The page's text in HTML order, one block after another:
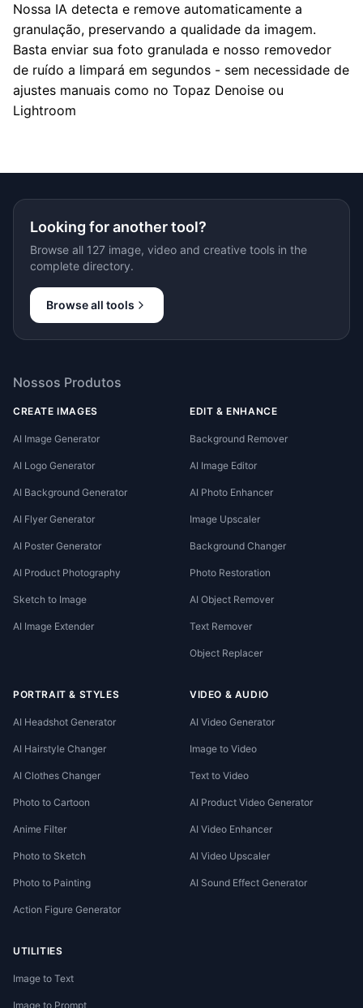
Nossa IA detecta e remove automaticamente a
granulação, preservando a qualidade da imagem.
Basta enviar sua foto granulada e nosso removedor
de ruído a limpará em segundos - sem necessidade de
ajustes manuais como no Topaz Denoise ou
Lightroom
Looking for another tool?
Browse all 127 image, video and creative tools in the
complete directory.
Browse all tools
Nossos Produtos
CREATE IMAGES
AI Image Generator
AI Logo Generator
AI Background Generator
AI Flyer Generator
AI Poster Generator
AI Product Photography
Sketch to Image
AI Image Extender
EDIT & ENHANCE
Background Remover
AI Image Editor
AI Photo Enhancer
Image Upscaler
Background Changer
Photo Restoration
AI Object Remover
Text Remover
Object Replacer
PORTRAIT & STYLES
AI Headshot Generator
AI Hairstyle Changer
AI Clothes Changer
Photo to Cartoon
Anime Filter
Photo to Sketch
Photo to Painting
Action Figure Generator
VIDEO & AUDIO
AI Video Generator
Image to Video
Text to Video
AI Product Video Generator
AI Video Enhancer
AI Video Upscaler
AI Sound Effect Generator
UTILITIES
Image to Text
Image to Prompt